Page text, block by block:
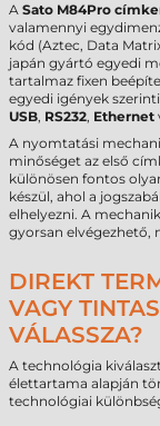
A Sato M84Pro
valamennyi
kód (Aztec, Data
japán gyártó egyedi
tartalmaz fixen
egyedi igények
USB, RS232, Ethernet
A nyomtatási
minőséget az első
különösen fontos
készül, ahol a
elhelyezni. A
gyorsan elvégezhető,
DIREKT
VAGY
VÁLASSZA?
A technológia
élettartama alapján
technológiai